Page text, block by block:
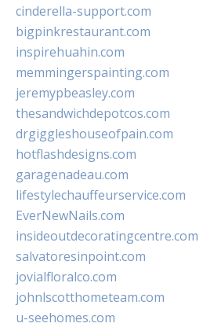
cinderella-support.com
bigpinkrestaurant.com
inspirehuahin.com
memmingerspainting.com
jeremypbeasley.com
thesandwichdepotcos.com
drgiggleshouseofpain.com
hotflashdesigns.com
garagenadeau.com
lifestylechauffeurservice.com
EverNewNails.com
insideoutdecoratingcentre.com
salvatoresinpoint.com
jovialfloralco.com
johnlscotthometeam.com
u-seehomes.com